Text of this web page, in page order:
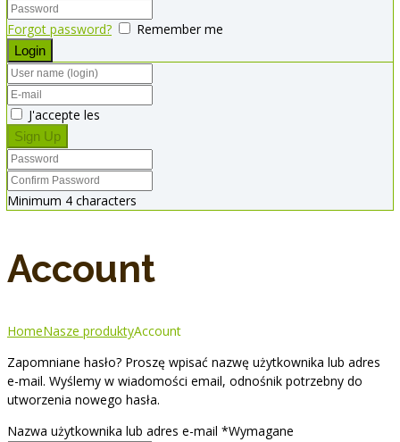
Forgot password? Remember me
J'accepte les
Minimum 4 characters
Account
HomeNasze produktyAccount
Zapomniane hasło? Proszę wpisać nazwę użytkownika lub adres
e-mail. Wyślemy w wiadomości email, odnośnik potrzebny do
utworzenia nowego hasła.
Nazwa użytkownika lub adres e-mail *Wymagane